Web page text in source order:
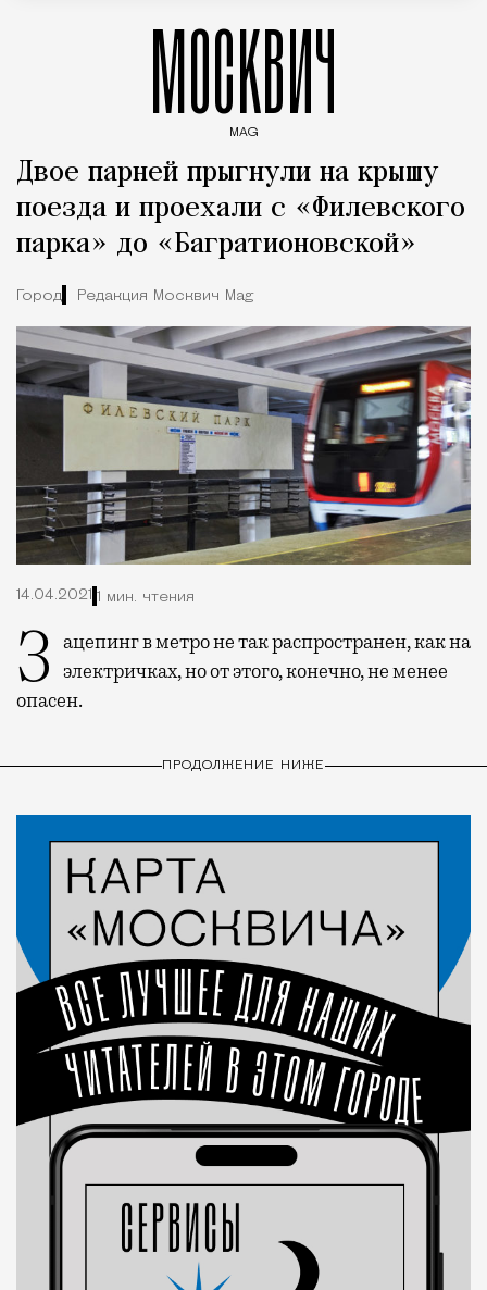
МОСКВИЧ
MAG
Двое парней прыгнули на крышу
поезда и проехали с «Филевского
парка» до «Багратионовской»
Город Редакция Москвич Mag
14.04.2021 1 мин. чтения
Зацепинг в метро не так распространен, как на электричках, но от этого, конечно, не менее
опасен.
ПРОДОЛЖЕНИЕ НИЖЕ